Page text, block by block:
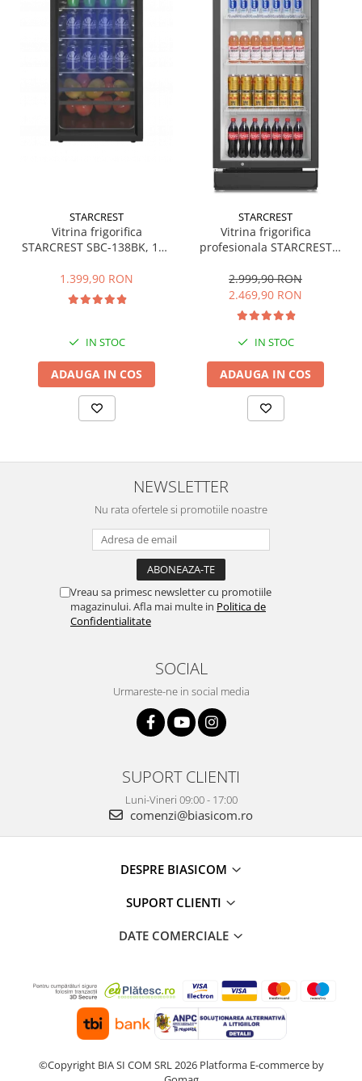
STARCREST
Vitrina frigorifica
STARCREST SBC-138BK, 138
sticla, H 125 cm, Negru
1.399,90 RON
IN STOC
ADAUGA IN COS
STARCREST
Vitrina frigorifica
profesionala STARCREST
reglabil, Iluminare LED, H
194.5 cm, Negru
2.999,90 RON
2.469,90 RON
IN STOC
ADAUGA IN COS
NEWSLETTER
Nu rata ofertele si promotiile noastre
Vreau sa primesc newsletter cu promotiile
magazinului. Afla mai multe in Politica de
Confidentialitate
SOCIAL
Urmareste-ne in social media
SUPORT CLIENTI
Luni-Vineri 09:00 - 17:00
comenzi@biasicom.ro
DESPRE BIASICOM
SUPORT CLIENTI
DATE COMERCIALE
©Copyright BIA SI COM SRL 2026 Platforma E-commerce by